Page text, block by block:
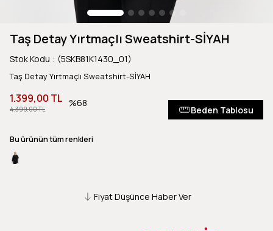
Taş Detay Yırtmaçlı Sweatshirt-SİYAH
Stok Kodu (5SKB81K1430_01)
Taş Detay Yırtmaçlı Sweatshirt-SİYAH
4.399,00 TL
1.399,00 TL 68
Beden Tablosu
Bu ürünün tüm renkleri
Fiyat Düşünce Haber Ver